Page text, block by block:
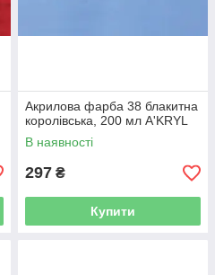
Акрилова фарба 38 блакитна
королівська, 200 мл A'KRYL
В наявності
297 ₴
Купити